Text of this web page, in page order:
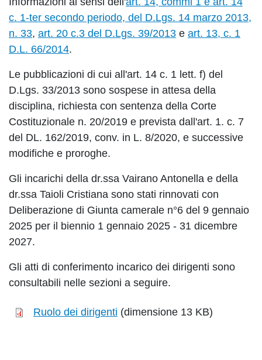
c. 1-ter secondo periodo, del D.Lgs. 14 marzo 2013,
n. 33, art. 20 c.3 del D.Lgs. 39/2013 e art. 13, c. 1
D.L. 66/2014.
Le pubblicazioni di cui all'art. 14 c. 1 lett. f) del
D.Lgs. 33/2013 sono sospese in attesa della
disciplina, richiesta con sentenza della Corte
Costituzionale n. 20/2019 e prevista dall'art. 1. c. 7
del DL. 162/2019, conv. in L. 8/2020, e successive
modifiche e proroghe.
Gli incarichi della dr.ssa Vairano Antonella e della
dr.ssa Taioli Cristiana sono stati rinnovati con
Deliberazione di Giunta camerale n°6 del 9 gennaio
2025 per il biennio 1 gennaio 2025 - 31 dicembre
2027.
Gli atti di conferimento incarico dei dirigenti sono
consultabili nelle sezioni a seguire.
Ruolo dei dirigenti (dimensione 13 KB)